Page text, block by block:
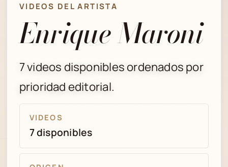
VIDEOS DEL ARTISTA
Enrique Maroni
7 videos disponibles ordenados por
prioridad editorial.
VIDEOS
7 disponibles